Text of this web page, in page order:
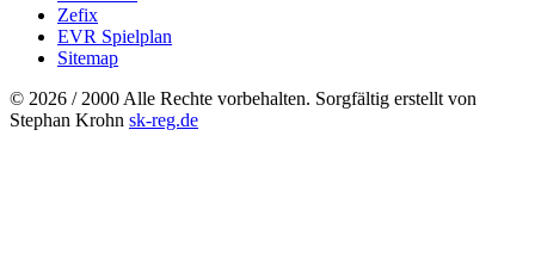
Zefix
EVR Spielplan
Sitemap
© 2026 / 2000 Alle Rechte vorbehalten. Sorgfältig erstellt von
Stephan Krohn sk-reg.de